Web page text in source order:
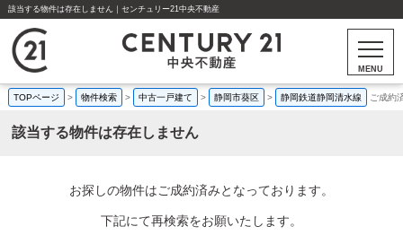
該当する物件は存在しません｜センチュリー21中央不動産
MENU
TOPページ > 物件検索 > 中古一戸建て > 静岡市葵区 > 静岡鉄道静岡清水線 ご成約
該当する物件は存在しません
お探しの物件はご成約済みとなっております。
下記にて再検索をお願いたします。